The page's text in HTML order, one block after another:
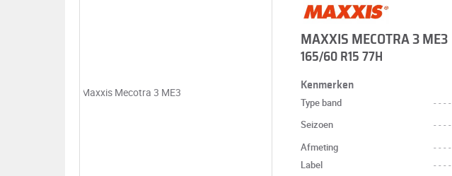
MAXXIS MECOTRA 3 ME3
165/60 R15 77H
Kenmerken
Type band ----
Seizoen
----
Afmeting
----
Label ----